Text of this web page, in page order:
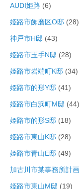
AUDI姫路 (6)
姫路市飾磨区O邸 (28)
神戸市H邸 (43)
姫路市玉手N邸 (28)
姫路市岩端町K邸 (34)
姫路市的形Y邸 (41)
姫路市白浜町M邸 (44)
姫路市的形S邸 (18)
姫路市東山K邸 (28)
姫路市青山E邸 (49)
加古川市某事務所計画
姫路市東山M邸 (19)